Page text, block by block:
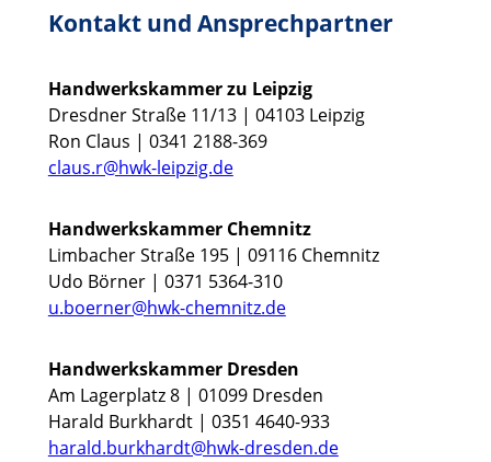
Kontakt und Ansprechpartner
Handwerkskammer zu Leipzig
Dresdner Straße 11/13 | 04103 Leipzig
Ron Claus | 0341 2188-369
claus.r@hwk-leipzig.de
Handwerkskammer Chemnitz
Limbacher Straße 195 | 09116 Chemnitz
Udo Börner | 0371 5364-310
u.boerner@hwk-chemnitz.de
Handwerkskammer Dresden
Am Lagerplatz 8 | 01099 Dresden
Harald Burkhardt | 0351 4640-933
harald.burkhardt@hwk-dresden.de